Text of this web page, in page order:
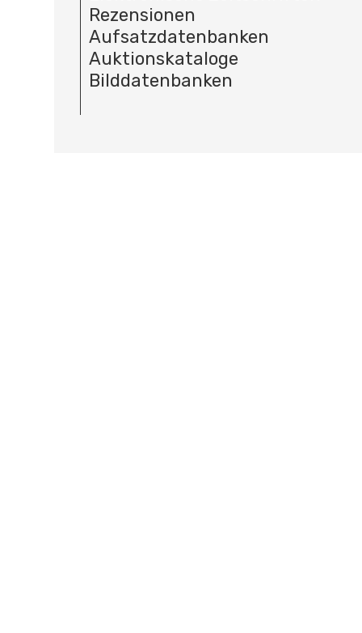
Rezensionen
Aufsatzdatenbanken
Auktionskataloge
Bilddatenbanken